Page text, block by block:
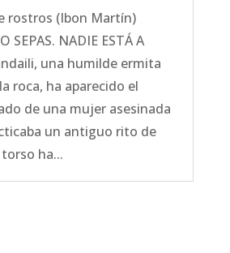
rostros (Ibon Martín)
SEPAS. NADIE ESTÁ A
una humilde ermita
roca, ha aparecido el
de una mujer asesinada
un antiguo rito de
ha...